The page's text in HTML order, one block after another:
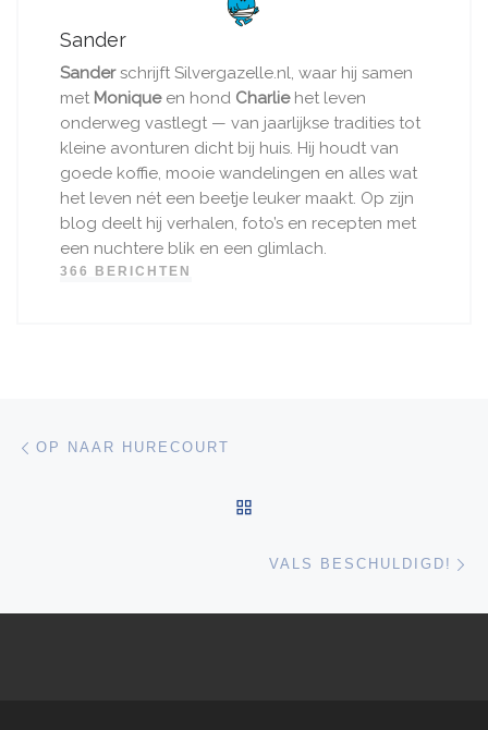
Sander
Sanderschrijft Silvergazelle.nl, waar hij samen
met Moniqueen hond Charliehet leven
onderweg vastlegt — van jaarlijkse tradities tot
kleine avonturen dicht bij huis. Hij houdt van
goede koffie, mooie wandelingen en alles wat
het leven nét een beetje leuker maakt. Op zijn
blog deelt hij verhalen, foto’s en recepten met
een nuchtere blik en een glimlach.
366 BERICHTEN
Bericht navigatie
OP NAAR HURECOURT
VALS BESCHULDIGD!